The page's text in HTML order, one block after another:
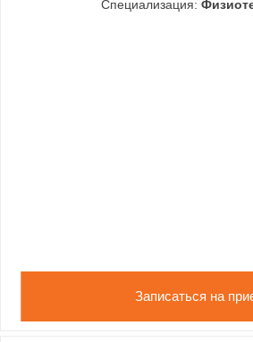
Специализация:
Записаться на